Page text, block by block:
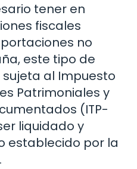
tener en
fiscales
no
este tipo de
al Impuesto
Patrimoniales y
(ITP-
liquidado y
establecido por la